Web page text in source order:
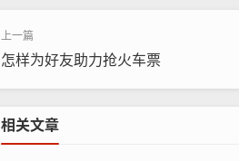
怎样为好友助力抢火车票
相关文章